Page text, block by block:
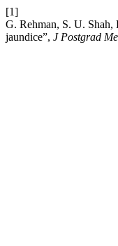
[1]
G. Rehman, S. U.
jaundice”, J Postgrad